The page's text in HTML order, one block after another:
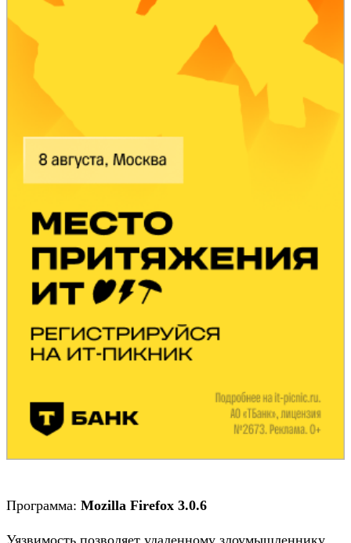
Программа: Mozilla Firefox 3.0.6
Уязвимость позволяет удаленному злоумышленнику